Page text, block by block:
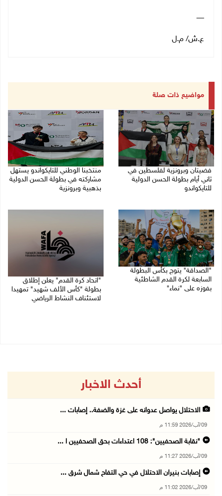
ـــــــ
ع.ش/ م.ل
مواضيع ذات صلة
فضيتان وبرونزية لفلسطين في
ثاني أيام بطولة الحسن الدولية
للتايكواندو
منتخبنا الوطني للتايكواندو يستهل
مشاركته في بطولة الحسن الدولية
بذهبية وبرونزية
"الصداقة" يتوج بكأس البطولة
السابعة لكرة القدم الشاطئية
بفوزه على "نماء"
"اتحاد كرة القدم" يعلن إطلاق
بطولة "كأس الألف شهيد" تمهيدا
لاستئناف النشاط الرياضي
أحدث الاخبار
الاحتلال يواصل عدوانه على غزة والضفة.. إصابات ...
09/آب/2026 11:59 م
"نقابة الصحفيين": 108 اعتداءات بحق الصحفيين ا ...
09/آب/2026 11:27 م
إصابات بنيران الاحتلال في حي التفاح شمال شرق ...
09/آب/2026 11:02 م